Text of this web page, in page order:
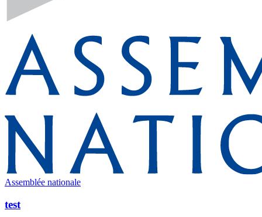
Assemblée nationale
test